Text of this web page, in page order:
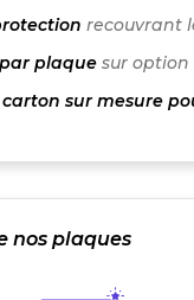
recouvrant
plaque sur option
carton sur mesure
nos plaques